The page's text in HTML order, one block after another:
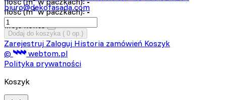
Ilość (m³ w paczkach): -
Dodaj do koszyka ( 0 op.)
biuro@dekofasada.com
Moje konto
Zarejestruj Zaloguj Historia zamówień Koszyk
©
webtom.pl
Polityka prywatności
Koszyk